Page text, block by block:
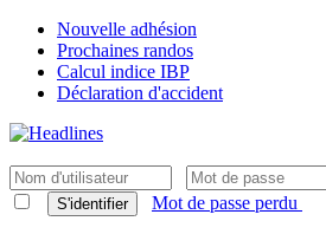
Nouvelle adhésion
Prochaines randos
Calcul indice IBP
Déclaration d'accident
S'identifier Mot de passe perdu